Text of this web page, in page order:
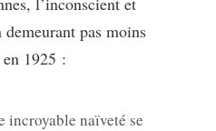
demeurant pas moins
1925 :
incroyable naïveté se